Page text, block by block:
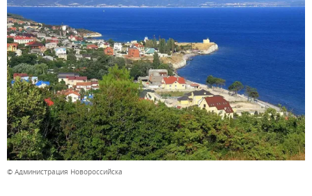
© Администрация Новороссийска